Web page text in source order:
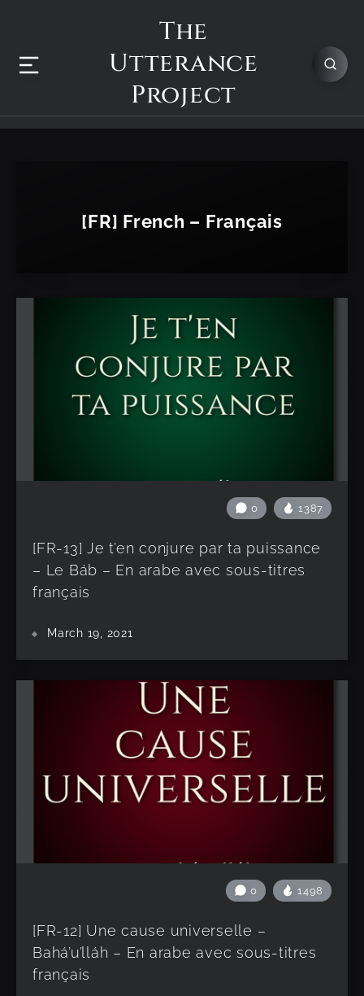
The
Utterance
Project
[FR] French – Français
0 1387
[FR-13] Je t’en conjure par ta puissance
– Le Báb – En arabe avec sous-titres
français
March 19, 2021
0 1498
[FR-12] Une cause universelle –
Bahá’u’lláh – En arabe avec sous-titres
français